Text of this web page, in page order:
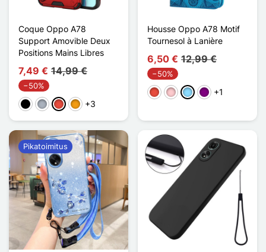
Coque Oppo A78
Support Amovible Deux
Positions Mains Libres
7,49 € 14,99 €
−50%
MustaHarmaaPunainen
Oranssi
+3
Housse Oppo A78 Motif
Tournesol à Lanière
6,50 € 12,99 €
−50%
Punainen
PinkkiBleu Clair
Violet
+1
Pikatoimitus